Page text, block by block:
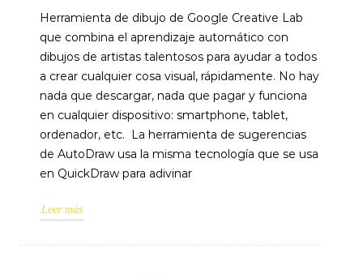
Herramienta de dibujo de Google Creative Lab
que combina el aprendizaje automático con
dibujos de artistas talentosos para ayudar a todos
a crear cualquier cosa visual, rápidamente. No hay
nada que descargar, nada que pagar y funciona
en cualquier dispositivo: smartphone, tablet,
ordenador, etc. La herramienta de sugerencias
de AutoDraw usa la misma tecnología que se usa
en QuickDraw para adivinar
Leer más